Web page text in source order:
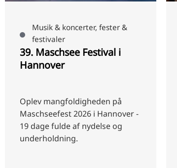
Musik & koncerter, fester &
festivaler
39. Maschsee Festival i
Hannover
Oplev mangfoldigheden på
Maschseefest 2026 i Hannover -
19 dage fulde af nydelse og
underholdning.